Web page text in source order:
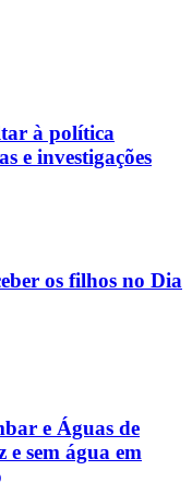
à política
e investigações
os filhos no Dia
e Águas de
e sem água em